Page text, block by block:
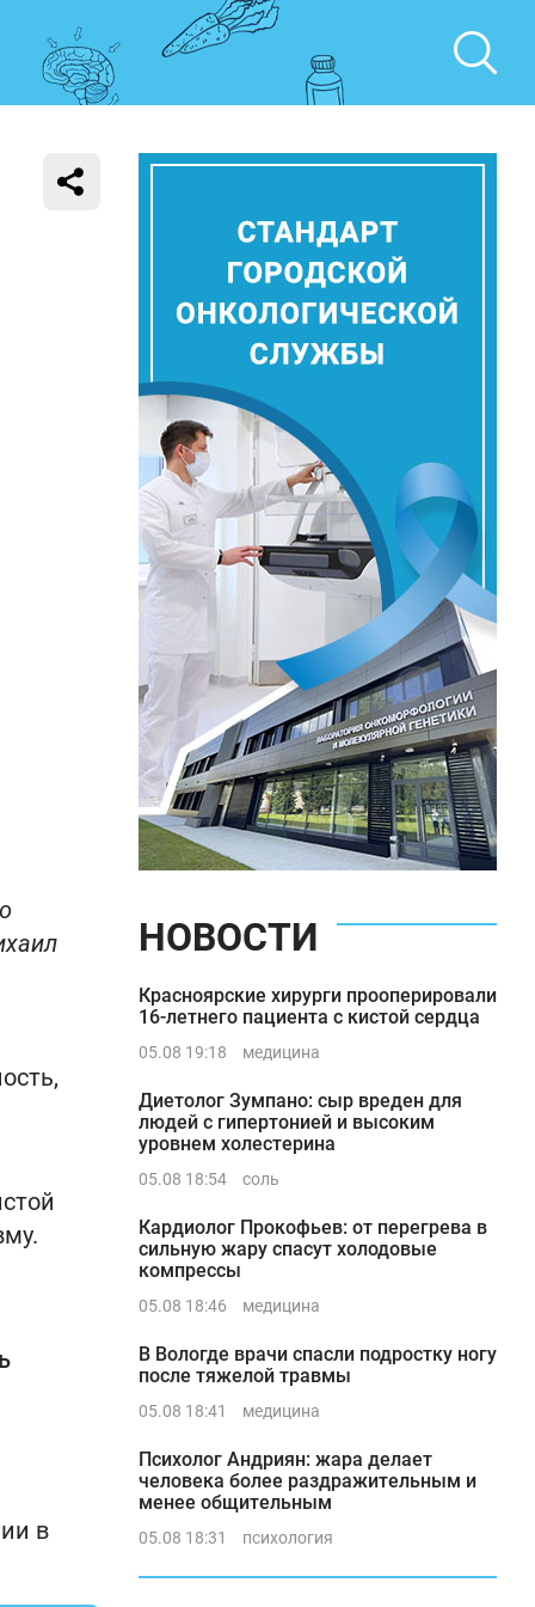
в
НОВОСТИ
Красноярские хирурги прооперировали
16-летнего пациента с кистой сердца
05.08 19:18 медицина
Диетолог Зумпано: сыр вреден для
людей с гипертонией и высоким
уровнем холестерина
05.08 18:54 соль
Кардиолог Прокофьев: от перегрева в
сильную жару спасут холодовые
компрессы
05.08 18:46 медицина
В Вологде врачи спасли подростку ногу
после тяжелой травмы
05.08 18:41 медицина
Психолог Андриян: жара делает
человека более раздражительным и
менее общительным
05.08 18:31 психология